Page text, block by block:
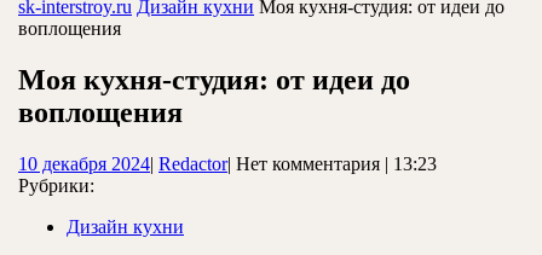
sk-interstroy.ru Дизайн кухни Моя кухня-студия: от идеи до
воплощения
Моя кухня-студия: от идеи до
воплощения
10 декабря 202410
| RedactorRedactor
| Нет комментария | 13:23
Рубрики:
Дизайн кухни